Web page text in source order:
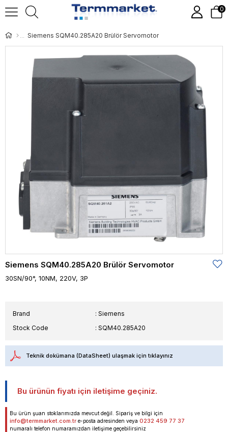
0
Siemens SQM40.285A20 Brülör Servomotor
Siemens SQM40.285A20 Brülör Servomotor
30SN/90°, 10NM, 220V, 3P
Brand : Siemens
Stock Code
SQM40.285A20
Teknik dokümana (DataSheet) ulaşmak için tıklayınız
Bu ürünün fiyatı için iletişime geçiniz.
Bu ürün şuan stoklarımızda mevcut değil. Sipariş ve bilgi için
info@termmarket.com.tr e-posta adresinden veya 0232 459 77 37
numaralı telefon numaramızdan iletişime geçebilirsiniz